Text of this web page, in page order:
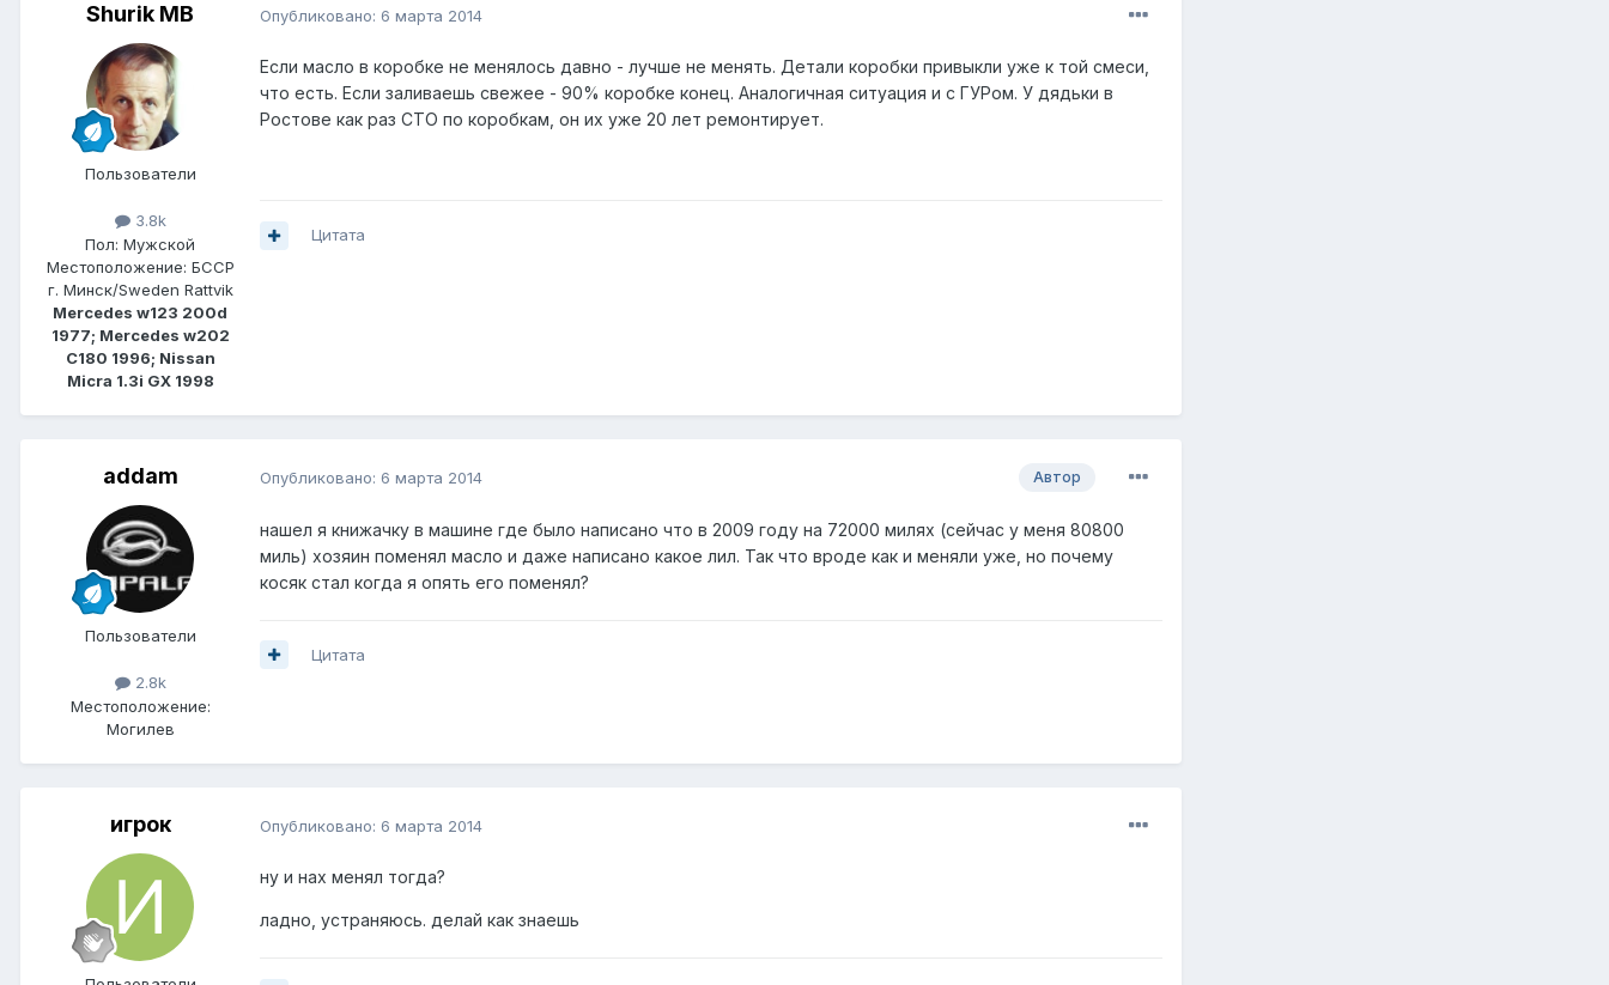
Shurik MB
Пользователи
3.8k
Пол: Мужской
Местоположение: БССР
г. Минск/Sweden Rattvik
Mercedes w123 200d
1977; Mercedes w202
C180 1996; Nissan
Micra 1.3i GX 1998
Опубликовано: 6 марта 2014
Если масло в коробке не менялось давно - лучше не менять. Детали коробки привыкли уже к той смеси,
что есть. Если заливаешь свежее - 90% коробке конец. Аналогичная ситуация и с ГУРом. У дядьки в
Ростове как раз СТО по коробкам, он их уже 20 лет ремонтирует.
Цитата
addam
Пользователи
2.8k
Местоположение:
Могилев
Автор
Опубликовано: 6 марта 2014
нашел я книжачку в машине где было написано что в 2009 году на 72000 милях (сейчас у меня 80800
миль) хозяин поменял масло и даже написано какое лил. Так что вроде как и меняли уже, но почему
косяк стал когда я опять его поменял?
Цитата
игрок Опубликовано: 6 марта 2014
ну и нах менял тогда?
ладно, устраняюсь. делай как знаешь